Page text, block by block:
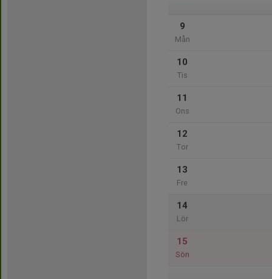
9
Mån
10
Tis
11
Ons
12
Tor
13
Fre
14
Lör
15
Sön